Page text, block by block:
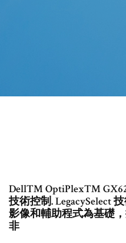
Dell™ OptiPlex™
技術控制. LegacySelect
影像和輔助程式為基礎
非